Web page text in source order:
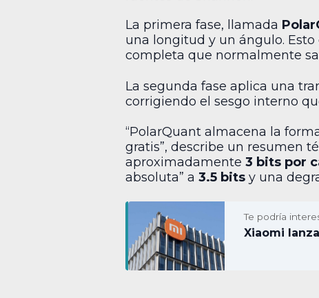
La primera fase, llamada
una longitud y un ángulo.
completa que normalmente
La segunda fase aplica una
corrigiendo el sesgo interno
“PolarQuant almacena la
gratis”, describe un resumen
aproximadamente 3 bits por
absoluta” a 3.5 bits y una
Te podría
Xiaomi